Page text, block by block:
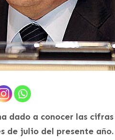
dado a conocer las
de julio del presente año.